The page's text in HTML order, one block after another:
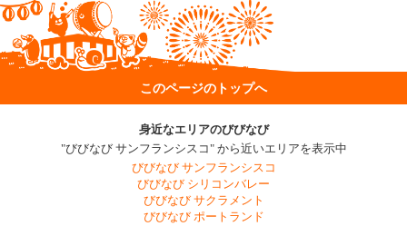
このページのトップへ
身近なエリアのびびなび
"びびなび サンフランシスコ" から近いエリアを表示中
びびなび サンフランシスコ
びびなび シリコンバレー
びびなび サクラメント
びびなび ポートランド